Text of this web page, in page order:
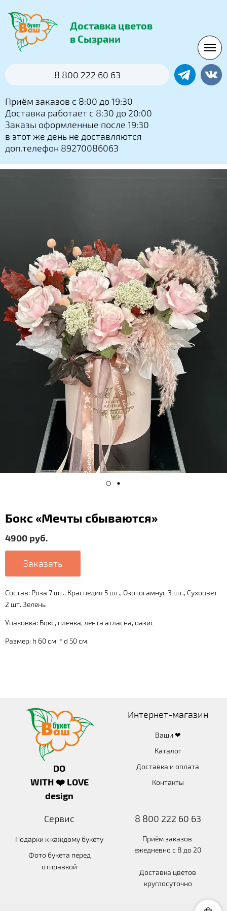
Доставка цветов
в Сызрани
8 800 222 60 63
Приём заказов с 8:00 до 19:30
Доставка работает с 8:30 до 20:00
Заказы оформленные после 19:30
в этот же день не доставляются
доп.телефон 89270086063
Бокс «Мечты сбываются»
4900 руб.
Заказать
Состав: Роза 7 шт., Краспедия 5 шт., Озотогамнус 3 шт., Сухоцвет
2 шт.,Зелень
Упаковка: Бокс, пленка, лента атласна, оазис
Размер: h 60 см. * d 50 см.
DO
WITH ❤️ LOVE
design
Интернет-магазин
Ваши ❤
Каталог
Доставка и оплата
Контакты
Сервис
Подарки к каждому букету
Фото букета перед
отправкой
8 800 222 60 63
Приём заказов
ежедневно с 8 до 20
Доставка цветов
круглосуточно